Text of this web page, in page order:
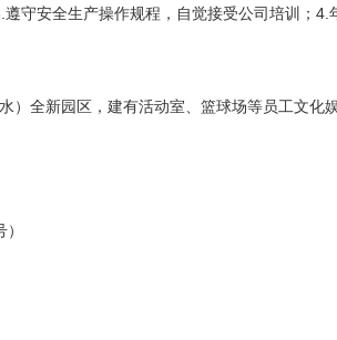
守安全生产操作规程，自觉接受公司培训；
全新园区，建有活动室、篮球场等员工文化娱